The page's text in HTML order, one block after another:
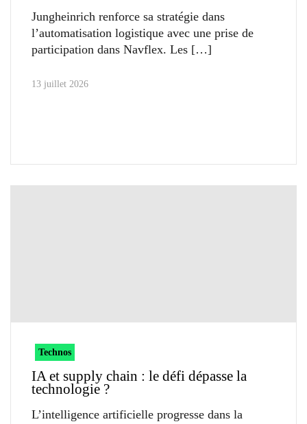
Jungheinrich renforce sa stratégie dans
l’automatisation logistique avec une prise de
participation dans Navflex. Les
13 juillet 2026
Technos
IA et supply chain : le défi dépasse la
technologie ?
L’intelligence artificielle progresse dans la